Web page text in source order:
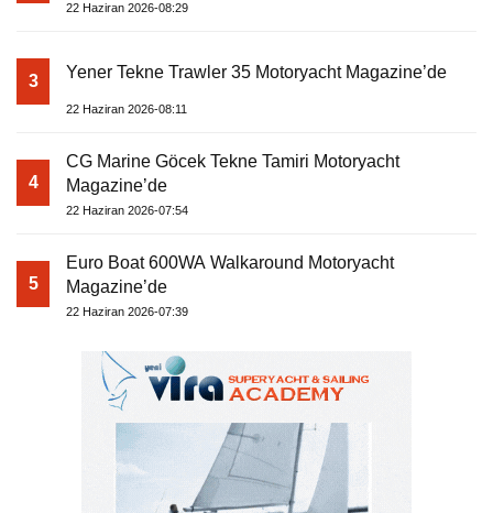
22 Haziran 2026-08:29
3 Yener Tekne Trawler 35 Motoryacht Magazine’de
22 Haziran 2026-08:11
4
CG Marine Göcek Tekne Tamiri Motoryacht
Magazine’de
22 Haziran 2026-07:54
5
Euro Boat 600WA Walkaround Motoryacht
Magazine’de
22 Haziran 2026-07:39